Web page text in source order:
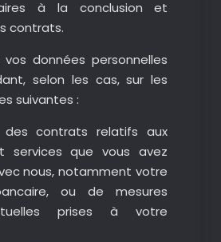
à la conclusion et
contrats.
données personnelles
selon les cas, sur les
suivantes :
des contrats relatifs aux
services que vous avez
nous, notamment votre
ou de mesures
prises à votre